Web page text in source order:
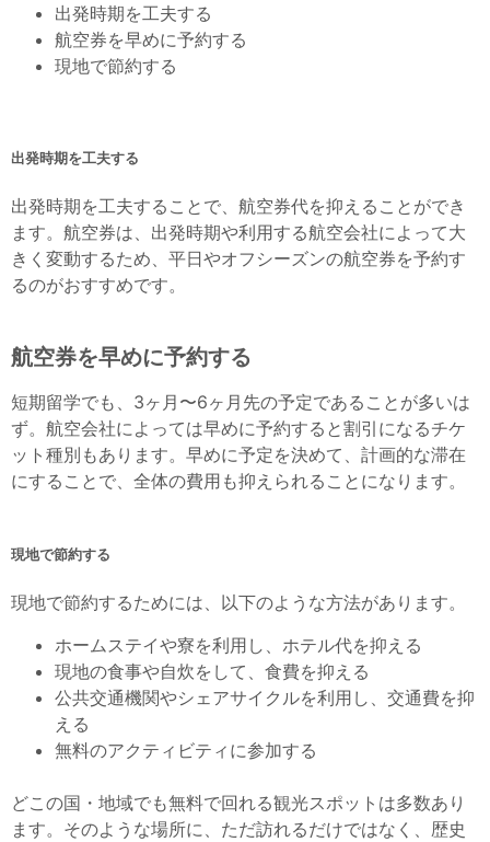
出発時期を工夫する
航空券を早めに予約する
現地で節約する
出発時期を工夫する
出発時期を工夫することで、航空券代を抑えることができ
ます。航空券は、出発時期や利用する航空会社によって大
きく変動するため、平日やオフシーズンの航空券を予約す
るのがおすすめです。
航空券を早めに予約する
短期留学でも、3ヶ月〜6ヶ月先の予定であることが多いは
ず。航空会社によっては早めに予約すると割引になるチケ
ット種別もあります。早めに予定を決めて、計画的な滞在
にすることで、全体の費用も抑えられることになります。
現地で節約する
現地で節約するためには、以下のような方法があります。
ホームステイや寮を利用し、ホテル代を抑える
現地の食事や自炊をして、食費を抑える
公共交通機関やシェアサイクルを利用し、交通費を抑
える
無料のアクティビティに参加する
どこの国・地域でも無料で回れる観光スポットは多数あり
ます。そのような場所に、ただ訪れるだけではなく、歴史